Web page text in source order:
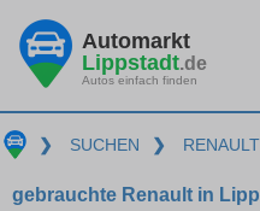
Automarkt
Lippstadt.de
Autos einfach finden
❯ SUCHEN ❯ RENAULT
gebrauchte Renault in